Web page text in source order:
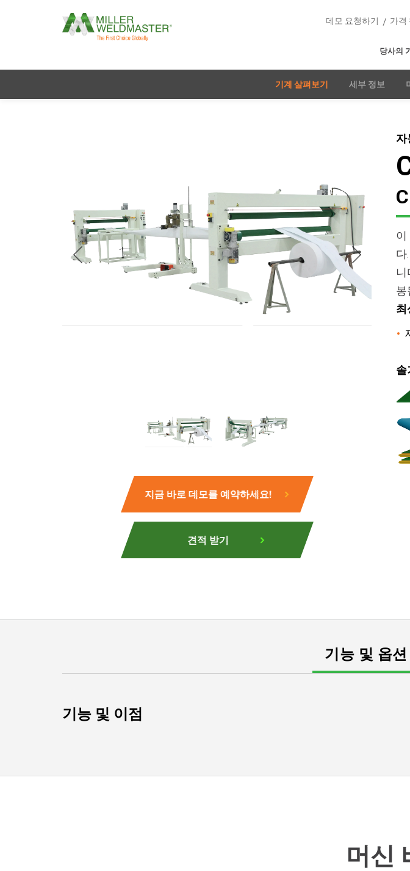
데모 요청하기 가격
당사의
기계 살펴보기 세부 정보
지금 바로 데모를 예약하세요!
견적 받기
자
이
다
봉
최
솔
기능 및 옵션
기능 및 이점
머신